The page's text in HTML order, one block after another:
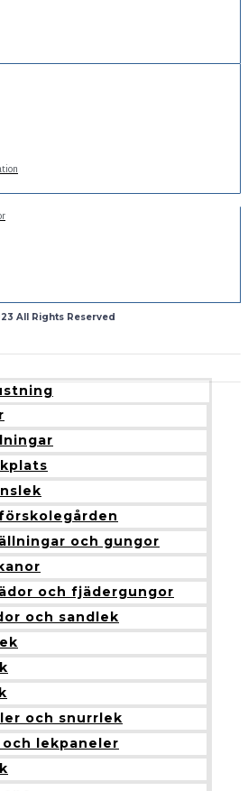
All Rights Reserved
och gungor
och fjädergungor
och sandlek
och snurrlek
och lekpaneler